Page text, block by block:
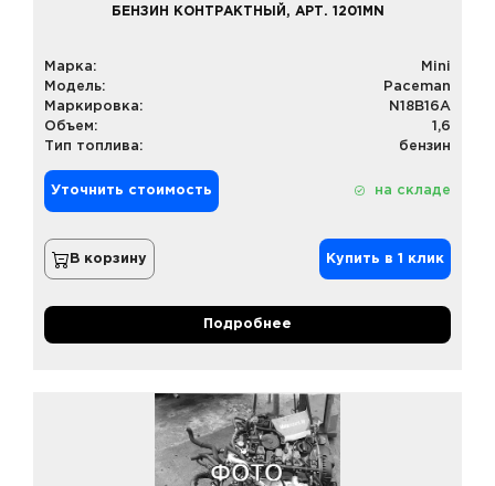
БЕНЗИН КОНТРАКТНЫЙ, АРТ. 1201MN
Марка:
Mini
Модель:
Paceman
Маркировка:
N18B16A
Объем:
1,6
Тип топлива:
бензин
Уточнить стоимость на складе
В корзину Купить в 1 клик
Подробнее